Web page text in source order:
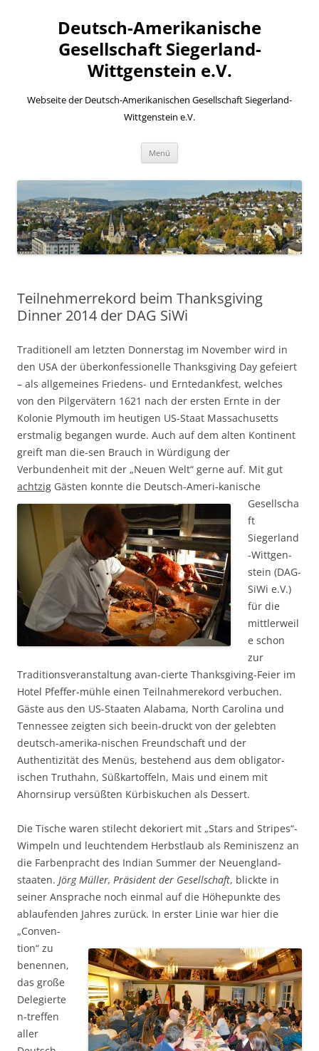
Deutsch-Amerikanische
Gesellschaft Siegerland-
Wittgenstein e.V.
Webseite der Deutsch-Amerikanischen Gesellschaft Siegerland-
Wittgenstein e.V.
Menü
Teilnehmerrekord beim Thanksgiving
Dinner 2014 der DAG SiWi
Traditionell am letzten Donnerstag im November wird in
den USA der überkonfessionelle Thanksgiving Day gefeiert
– als allgemeines Friedens- und Erntedankfest, welches
von den Pilgervätern 1621 nach der ersten Ernte in der
Kolonie Plymouth im heutigen US-Staat Massachusetts
erstmalig begangen wurde. Auch auf dem alten Kontinent
greift man die-sen Brauch in Würdigung der
Verbundenheit mit der „Neuen Welt“ gerne auf. Mit gut
achtzig Gästen konnte die Deutsch-Ameri-kanische
Gesellscha
ft
Siegerland
-Wittgen-
stein (DAG-
SiWi e.V.)
für die
mittlerweil
e schon
zur
Traditionsveranstaltung avan-cierte Thanksgiving-Feier im
Hotel Pfeffer-mühle einen Teilnahmerekord verbuchen.
Gäste aus den US-Staaten Alabama, North Carolina und
Tennessee zeigten sich beein-druckt von der gelebten
deutsch-amerika-nischen Freundschaft und der
Authentizität des Menüs, bestehend aus dem obligator-
ischen Truthahn, Süßkartoffeln, Mais und einem mit
Ahornsirup versüßten Kürbiskuchen als Dessert.
Die Tische waren stilecht dekoriert mit „Stars and Stripes“-
Wimpeln und leuchtendem Herbstlaub als Reminiszenz an
die Farbenpracht des Indian Summer der Neuengland-
staaten. Jörg Müller, Präsident der Gesellschaft, blickte in
seiner Ansprache noch einmal auf die Höhepunkte des
ablaufenden Jahres zurück. In erster Linie war hier die
„Conven-
tion“ zu
benennen,
das große
Delegierte
n-treffen
aller